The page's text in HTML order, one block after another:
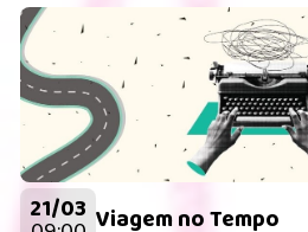
21/03 Viagem no Tempo